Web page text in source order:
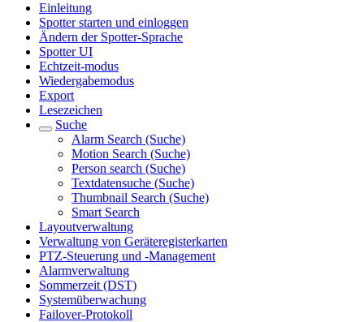
Einleitung
Spotter starten und einloggen
Ändern der Spotter-Sprache
Spotter UI
Echtzeit-modus
Wiedergabemodus
Export
Lesezeichen
Suche
Alarm Search (Suche)
Motion Search (Suche)
Person search (Suche)
Textdatensuche (Suche)
Thumbnail Search (Suche)
Smart Search
Layoutverwaltung
Verwaltung von Geräteregisterkarten
PTZ-Steuerung und -Management
Alarmverwaltung
Sommerzeit (DST)
Systemüberwachung
Failover-Protokoll